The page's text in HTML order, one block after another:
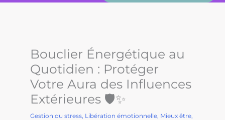
Bouclier Énergétique au
Quotidien : Protéger
Votre Aura des Influences
Extérieures 🛡️✨
Gestion du stress, Libération émotionnelle, Mieux être,